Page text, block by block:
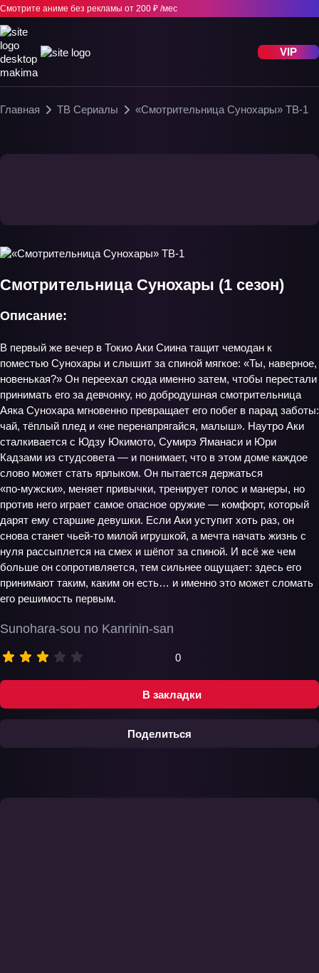
Смотрите аниме без рекламы от 200 ₽ /мес
VIP
Главная ТВ Сериалы «Смотрительница Сунохары» ТВ-1
В закладки
Поделиться
Смотрительница Сунохары (1 сезон)
Sunohara-sou no Kanrinin-san
0
Описание:
В первый же вечер в Токио Аки Сиина тащит чемодан к
поместью Сунохары и слышит за спиной мягкое: «Ты, наверное,
новенькая?» Он переехал сюда именно затем, чтобы перестали
принимать его за девчонку, но добродушная смотрительница
Аяка Сунохара мгновенно превращает его побег в парад заботы:
чай, тёплый плед и «не перенапрягайся, малыш». Наутро Аки
сталкивается с Юдзу Юкимото, Сумирэ Яманаси и Юри
Кадзами из студсовета — и понимает, что в этом доме каждое
слово может стать ярлыком. Он пытается держаться
«по‑мужски», меняет привычки, тренирует голос и манеры, но
против него играет самое опасное оружие — комфорт, который
дарят ему старшие девушки. Если Аки уступит хоть раз, он
снова станет чьей-то милой игрушкой, а мечта начать жизнь с
нуля рассыплется на смех и шёпот за спиной. И всё же чем
больше он сопротивляется, тем сильнее ощущает: здесь его
принимают таким, каким он есть… и именно это может сломать
его решимость первым.